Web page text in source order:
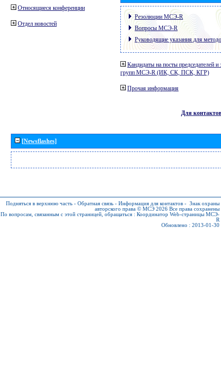
Относящиеся конференции
Отдел новостей
Резолюции МСЭ-R
Вопросы МСЭ-R
Руководящие указания для
Кандидаты на посты председателей и
групп МСЭ-R (ИК, СК, ПСК, КГР)
Прочая информация
Для контактов
[Newsflashes]
Подняться в верхнюю часть - Обратная связь - Информация для контактов - Знак охраны
авторского права © МСЭ 2026 Все права сохранены
По вопросам, связанным с этой страницей, обращаться : Координатор Web-страницы МСЭ-
R
Обновлено : 2013-01-30